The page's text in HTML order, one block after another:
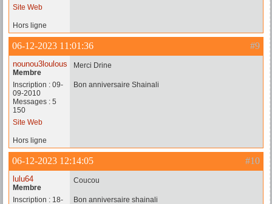
Site Web
Hors ligne
#9
06-12-2023 11:01:36
nounou3loulous
Membre
Inscription : 09-
09-2010
Messages : 5
150
Site Web
Merci Drine
Bon anniversaire Shainali
Hors ligne
#10
06-12-2023 12:14:05
lulu64
Membre
Inscription : 18-
Coucou
Bon anniversaire shainali